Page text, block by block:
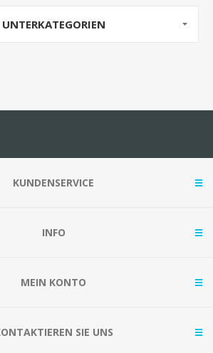
UNTERKATEGORIEN
KUNDENSERVICE
INFO
MEIN KONTO
SIE UNS